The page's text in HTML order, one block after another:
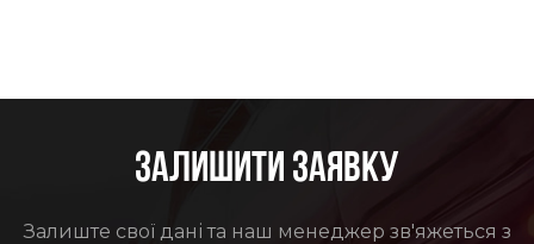
ЗАЛИШИТИ ЗАЯВКУ
Залиште свої дані та наш менеджер зв'яжеться з